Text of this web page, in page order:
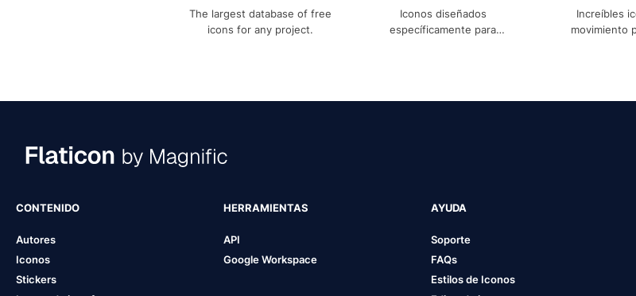
The largest database of free
icons for any project.
Iconos diseñados
específicamente para
Increíbles
movimiento
CONTENIDO
Autores
Iconos
Stickers
HERRAMIENTAS
API
Google Workspace
AYUDA
Soporte
FAQs
Estilos de Iconos